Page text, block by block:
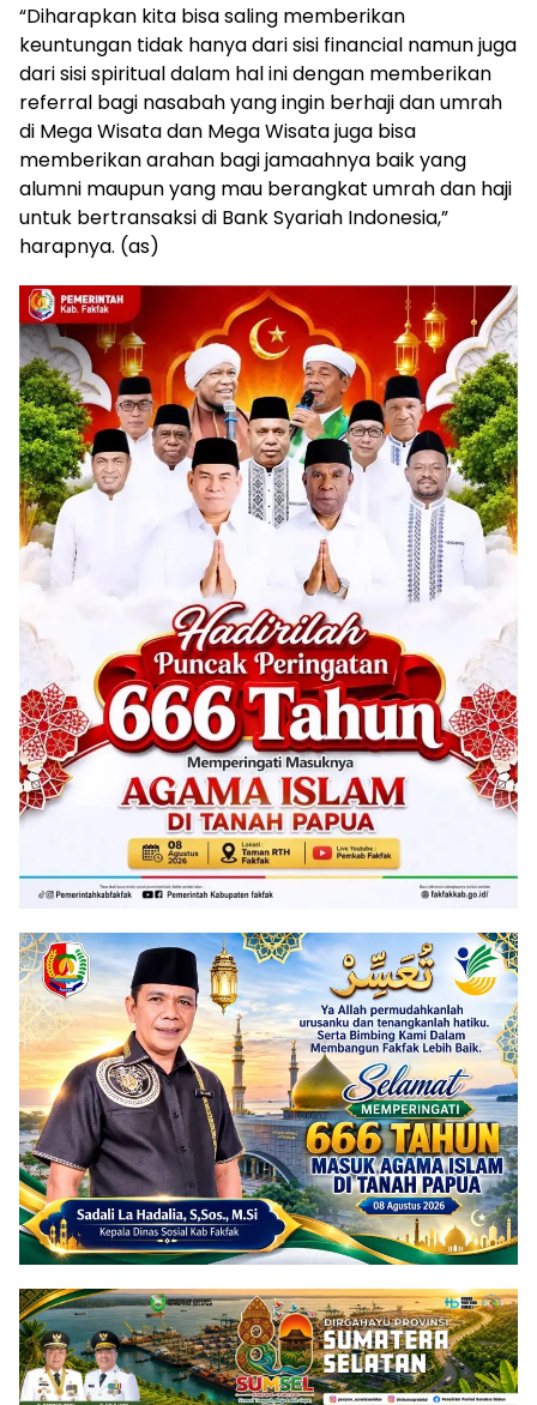
“Diharapkan kita bisa saling memberikan
keuntungan tidak hanya dari sisi financial namun juga
dari sisi spiritual dalam hal ini dengan memberikan
referral bagi nasabah yang ingin berhaji dan umrah
di Mega Wisata dan Mega Wisata juga bisa
memberikan arahan bagi jamaahnya baik yang
alumni maupun yang mau berangkat umrah dan haji
untuk bertransaksi di Bank Syariah Indonesia,”
harapnya. (as)